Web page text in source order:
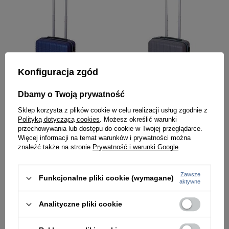
Walizka kabinowa z ABS unisex Dielle 130 50 BL mała podróżna na 4 kółkach granatowa
299,00 zł 299,00 zł
Konfiguracja zgód
Dbamy o Twoją prywatność
Sklep korzysta z plików cookie w celu realizacji usług zgodnie z
Polityką dotyczącą cookies. Możesz określić warunki
przechowywania lub dostępu do cookie w Twojej przeglądarce.
Więcej informacji na temat warunków i prywatności można
znaleźć także na stronie Prywatność i warunki Google.
Funkcjonalne pliki cookie (wymagane)
Zawsze
aktywne
Analityczne pliki cookie